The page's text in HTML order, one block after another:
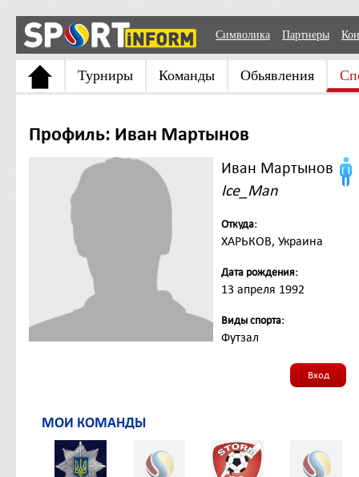
Символика Партнеры
Турниры Команды Обьявления
Профиль: Иван Мартынов
Иван Мартынов
Ice_Man
Откуда:
ХАРЬКОВ, Украина
Дата рождения:
13 апреля 1992
Виды спорта:
Футзал
Вход
МОИ КОМАНДЫ